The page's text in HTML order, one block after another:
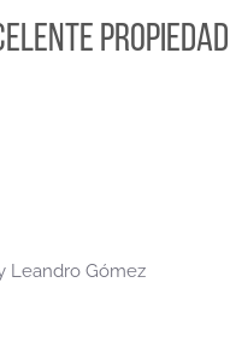
Leandro Gómez